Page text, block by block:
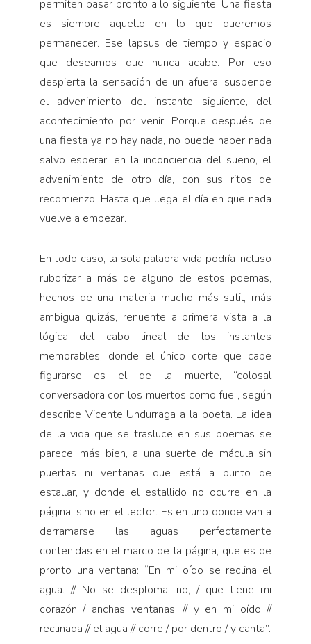
permiten pasar pronto a lo siguiente. Una fiesta
es siempre aquello en lo que queremos
permanecer. Ese lapsus de tiempo y espacio
que deseamos que nunca acabe. Por eso
despierta la sensación de un afuera: suspende
el advenimiento del instante siguiente, del
acontecimiento por venir. Porque después de
una fiesta ya no hay nada, no puede haber nada
salvo esperar, en la inconciencia del sueño, el
advenimiento de otro día, con sus ritos de
recomienzo. Hasta que llega el día en que nada
vuelve a empezar.
En todo caso, la sola palabra vida podría incluso
ruborizar a más de alguno de estos poemas,
hechos de una materia mucho más sutil, más
ambigua quizás, renuente a primera vista a la
lógica del cabo lineal de los instantes
memorables, donde el único corte que cabe
figurarse es el de la muerte, “colosal
conversadora con los muertos como fue”, según
describe Vicente Undurraga a la poeta. La idea
de la vida que se trasluce en sus poemas se
parece, más bien, a una suerte de mácula sin
puertas ni ventanas que está a punto de
estallar, y donde el estallido no ocurre en la
página, sino en el lector. Es en uno donde van a
derramarse las aguas perfectamente
contenidas en el marco de la página, que es de
pronto una ventana: “En mi oído se reclina el
agua. // No se desploma, no, / que tiene mi
corazón / anchas ventanas, // y en mi oído //
reclinada // el agua // corre / por dentro / y canta”.